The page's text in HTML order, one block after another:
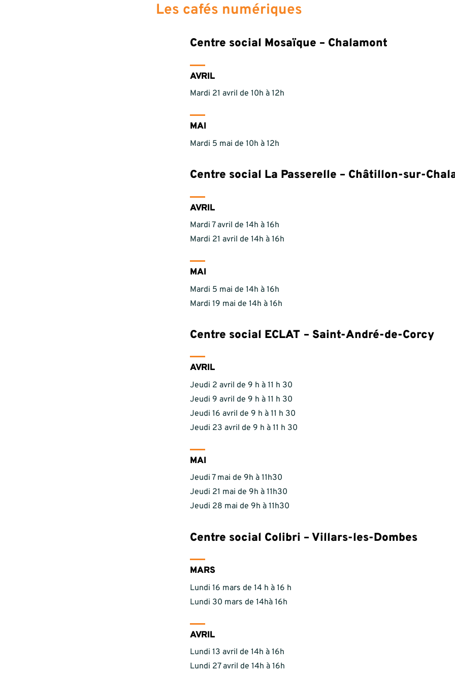
Les cafés numériques
Centre social Mosaïque – Chalamont
AVRIL
Mardi 21 avril de 10h à 12h
MAI
Mardi 5 mai de 10h à 12h
Centre social La Passerelle – Châtillon-sur-
AVRIL
Mardi 7 avril de 14h à 16h
Mardi 21 avril de 14h à 16h
MAI
Mardi 5 mai de 14h à 16h
Mardi 19 mai de 14h à 16h
Centre social ECLAT – Saint-André-de-Corcy
AVRIL
Jeudi 2 avril de 9 h à 11 h 30
Jeudi 9 avril de 9 h à 11 h 30
Jeudi 16 avril de 9 h à 11 h 30
Jeudi 23 avril de 9 h à 11 h 30
MAI
Jeudi 7 mai de 9h à 11h30
Jeudi 21 mai de 9h à 11h30
Jeudi 28 mai de 9h à 11h30
Centre social Colibri – Villars-les-Dombes
MARS
Lundi 16 mars de 14 h à 16 h
Lundi 30 mars de 14hà 16h
AVRIL
Lundi 13 avril de 14h à 16h
Lundi 27 avril de 14h à 16h